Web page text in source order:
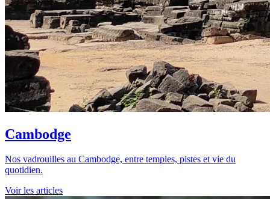
Cambodge
Nos vadrouilles au Cambodge, entre temples, pistes et vie du
quotidien.
Voir les articles